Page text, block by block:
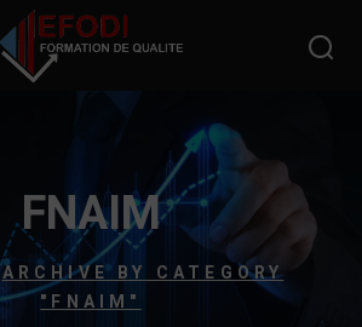
FNAIM
ARCHIVE BY CATEGORY
"FNAIM"